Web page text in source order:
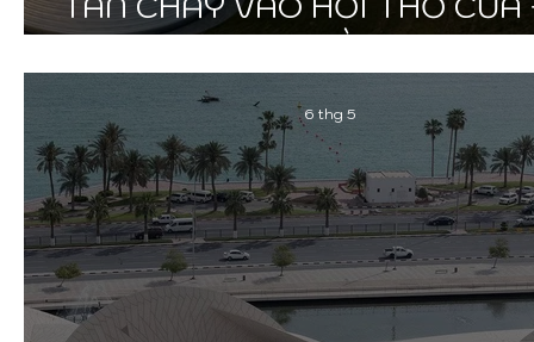
TRỜI
6 thg 5